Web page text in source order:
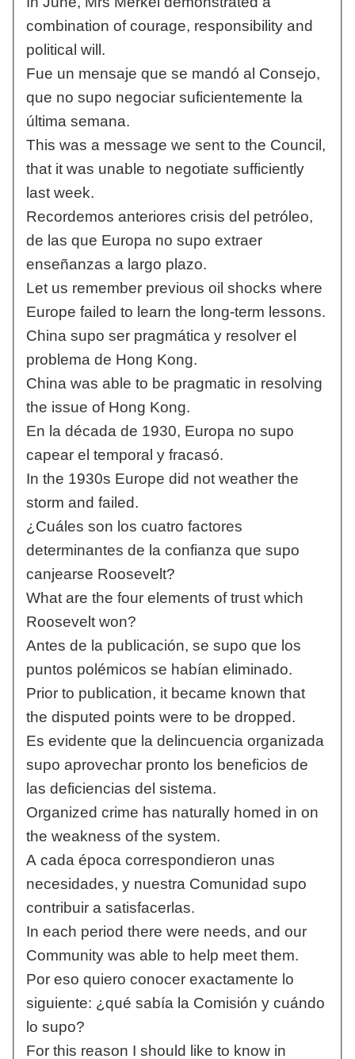
combination of courage, responsibility and
political will.
Fue un mensaje que se mandó al Consejo,
que no supo negociar suficientemente la
última semana.
This was a message we sent to the Council,
that it was unable to negotiate sufficiently
last week.
Recordemos anteriores crisis del petróleo,
de las que Europa no supo extraer
enseñanzas a largo plazo.
Let us remember previous oil shocks where
Europe failed to learn the long-term lessons.
China supo ser pragmática y resolver el
problema de Hong Kong.
China was able to be pragmatic in resolving
the issue of Hong Kong.
En la década de 1930, Europa no supo
capear el temporal y fracasó.
In the 1930s Europe did not weather the
storm and failed.
¿Cuáles son los cuatro factores
determinantes de la confianza que supo
canjearse Roosevelt?
What are the four elements of trust which
Roosevelt won?
Antes de la publicación, se supo que los
puntos polémicos se habían eliminado.
Prior to publication, it became known that
the disputed points were to be dropped.
Es evidente que la delincuencia organizada
supo aprovechar pronto los beneficios de
las deficiencias del sistema.
Organized crime has naturally homed in on
the weakness of the system.
A cada época correspondieron unas
necesidades, y nuestra Comunidad supo
contribuir a satisfacerlas.
In each period there were needs, and our
Community was able to help meet them.
Por eso quiero conocer exactamente lo
siguiente: ¿qué sabía la Comisión y cuándo
lo supo?
For this reason I should like to know in